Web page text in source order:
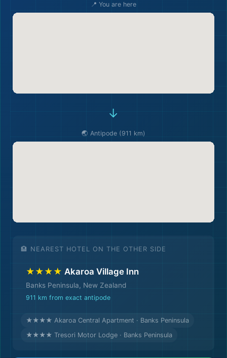
📍 You are here
→
🌏 Antipode (911 km)
🏨 NEAREST HOTEL ON THE OTHER SIDE
★★★★ Akaroa Village Inn
Banks Peninsula, New Zealand
911 km from exact antipode
★★★★ Akaroa Central Apartment · Banks Peninsula
★★★★ Tresori Motor Lodge · Banks Peninsula